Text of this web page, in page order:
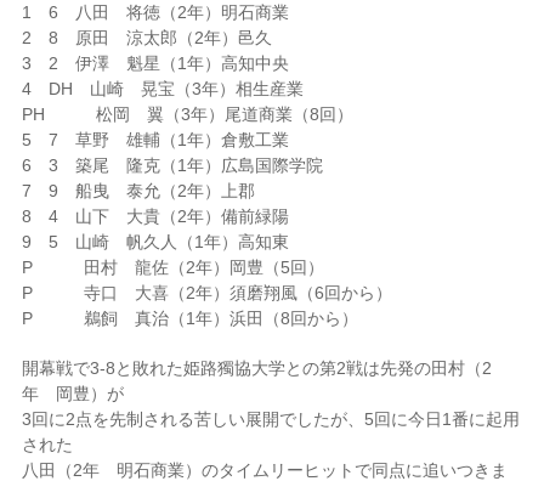
1 6 八田 将徳（2年）明石商業
2 8 原田 涼太郎（2年）邑久
3 2 伊澤 魁星（1年）高知中央
4 DH 山崎 晃宝（3年）相生産業
PH 松岡 翼（3年）尾道商業（8回）
5 7 草野 雄輔（1年）倉敷工業
6 3 築尾 隆克（1年）広島国際学院
7 9 船曳 泰允（2年）上郡
8 4 山下 大貴（2年）備前緑陽
9 5 山崎 帆久人（1年）高知東
P 田村 龍佐（2年）岡豊（5回）
P 寺口 大喜（2年）須磨翔風（6回から）
P 鵜飼 真治（1年）浜田（8回から）
開幕戦で3-8と敗れた姫路獨協大学との第2戦は先発の田村（2
年 岡豊）が
3回に2点を先制される苦しい展開でしたが、5回に今日1番に起用
された
八田（2年 明石商業）のタイムリーヒットで同点に追いつきま